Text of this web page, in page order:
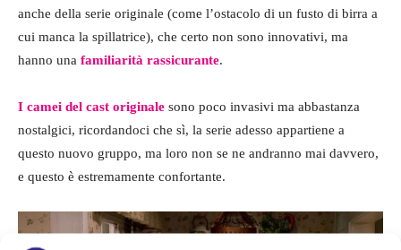
anche della serie originale (come l’ostacolo di un fusto di birra a
cui manca la spillatrice), che certo non sono innovativi, ma
hanno una familiarità rassicurante.
I camei del cast originale sono poco invasivi ma abbastanza
nostalgici, ricordandoci che sì, la serie adesso appartiene a
questo nuovo gruppo, ma loro non se ne andranno mai davvero,
e questo è estremamente confortante.